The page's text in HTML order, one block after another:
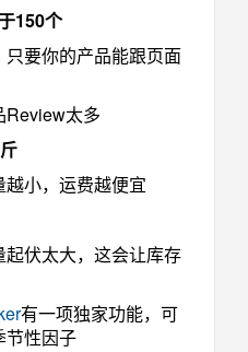
150个
要你的产品能跟页面
Review太多
小，运费越便宜
伏太大，这会让库存
有一项独家功能，可
节性因子